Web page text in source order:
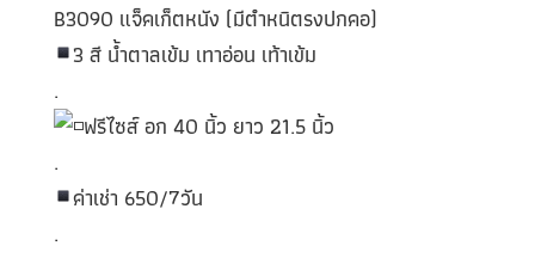
B3090 แจ็คเก็ตหนัง (มีตำหนิตรงปกคอ)
3 สี น้ำตาลเข้ม เทาอ่อน เท้าเข้ม
.
ฟรีไซส์ อก 40 นิ้ว ยาว 21.5 นิ้ว
.
ค่าเช่า 650/7วัน
.